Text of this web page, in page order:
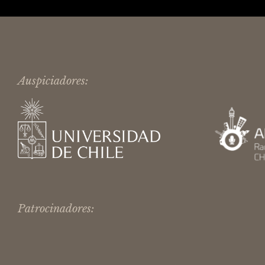
Auspiciadores:
Patrocinadores: